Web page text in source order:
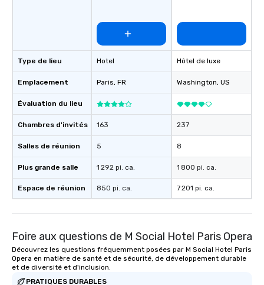
Type de lieu
Emplacement
Évaluation du lieu
Chambres d'invités
Salles de réunion
Plus grande salle
Espace de réunion
Hotel
Paris, FR
163
5
1 292 pi. ca.
850 pi. ca.
Hôtel de luxe
Washington, US
237
8
1 800 pi. ca.
7 201 pi. ca.
Foire aux questions de M Social Hotel Paris Opera
Découvrez les questions fréquemment posées par M Social Hotel Paris
Opera en matière de santé et de sécurité, de développement durable
et de diversité et d'inclusion.
PRATIQUES DURABLES